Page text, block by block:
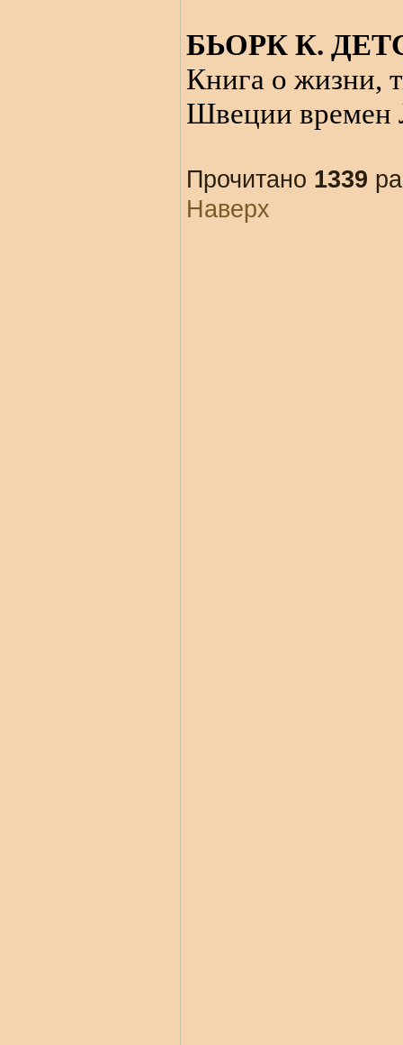
БЬОРК К.
Книга о жизни,
Швеции времен
Прочитано 1339
Наверх